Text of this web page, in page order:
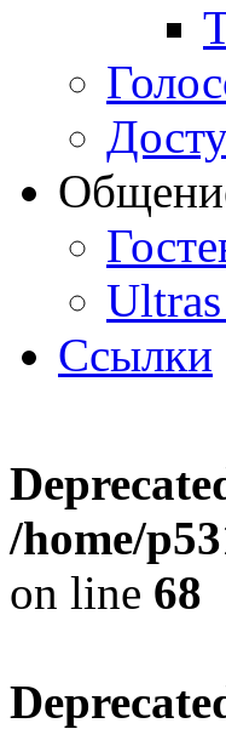
Ссылки
/home/
on line 68